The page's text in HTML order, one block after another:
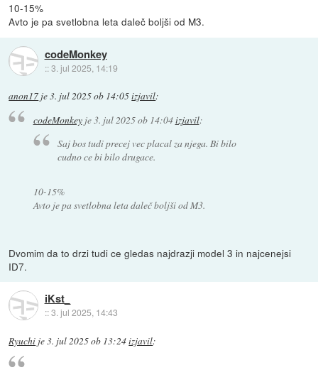
10-15%
Avto je pa svetlobna leta daleč boljši od M3.
codeMonkey
::3. jul 2025, 14:19
anon17 je3. jul 2025 ob 14:05izjavil:
codeMonkeyje3. jul 2025 ob 14:04izjavil:
Saj bos tudi precej vec placal za njega. Bi bilo
cudno ce bi bilo drugace.
10-15%
Avto je pa svetlobna leta daleč boljši od M3.
Dvomim da to drzi tudi ce gledas najdrazji model 3 in najcenejsi
ID7.
iKst_
::3. jul 2025, 14:43
Ryuchi je3. jul 2025 ob 13:24izjavil: